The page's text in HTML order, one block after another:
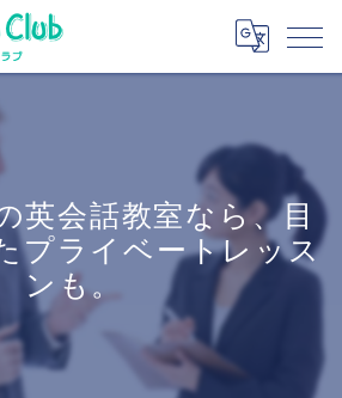
英会話教室なら、目
プライベートレッス
ンも。